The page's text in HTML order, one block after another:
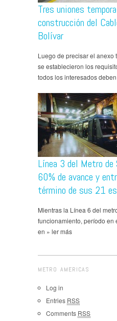
Tres uniones
construcción del
Bolívar
Luego de precisar el anexo
se establecieron los
todos los interesados
Línea 3 del Metro de
60% de avance y
término de sus 21
Mientras la Línea 6 del
funcionamiento, período en
en » ler más
METRO AMERICAS
Log in
Entries RSS
Comments RSS